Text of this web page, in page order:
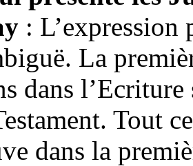
: L’expression
La
dans
Tout
dans la